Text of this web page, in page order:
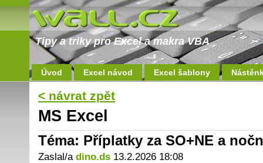
Tipy a triky pro Excel a makra VBA
Úvod Excel návod Excel šablony
< návrat zpět
MS Excel
Téma: Příplatky za SO+NE a
Zaslal/a dino.ds 13.2.2026 18:08